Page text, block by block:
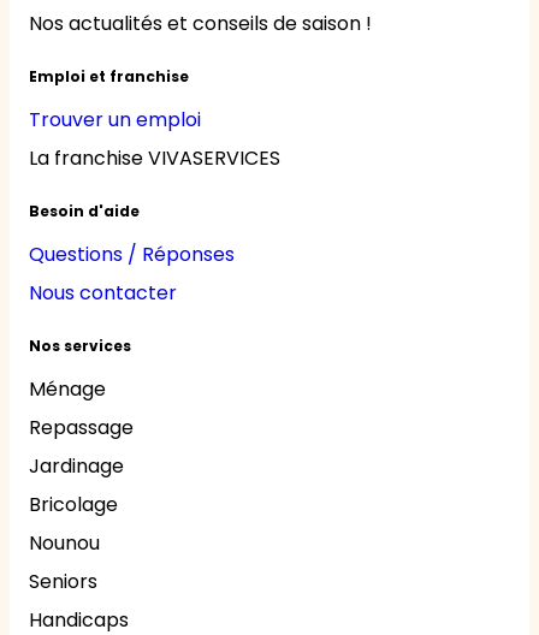
Nos actualités et conseils de saison !
Emploi et franchise
Trouver un emploi
La franchise VIVASERVICES
Besoin d'aide
Questions / Réponses
Nous contacter
Nos services
Ménage
Repassage
Jardinage
Bricolage
Nounou
Seniors
Handicaps